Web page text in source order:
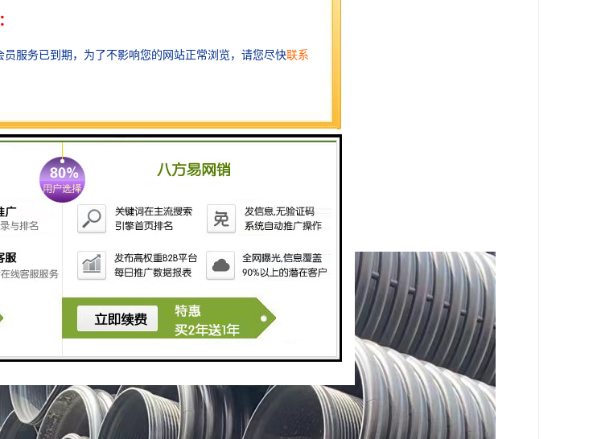
门的规划和分配，进行合理的建设。
低建设投资规模，提高资源使用率。
铁路等。
于排出影响管道安全的异物。
高度，但高度差要保持在合理的范围内。
段长要控制在100米左右。弯曲管道段曲率半径一般不小于36米。